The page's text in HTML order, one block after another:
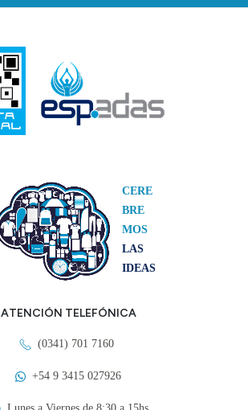
CERE
BRE
MOS
LAS
IDEAS
ATENCIÓN TELEFÓNICA
(0341) 701 7160
+54 9 3415 027926